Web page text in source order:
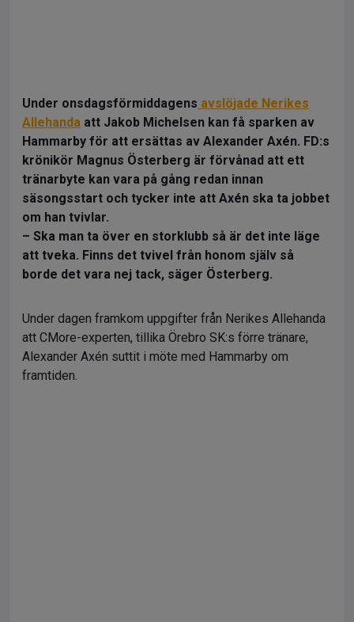
Under onsdagsförmiddagens avslöjade Nerikes
Allehanda att Jakob Michelsen kan få sparken av
Hammarby för att ersättas av Alexander Axén. FD:s
krönikör Magnus Österberg är förvånad att ett
tränarbyte kan vara på gång redan innan
säsongsstart och tycker inte att Axén ska ta jobbet
om han tvivlar.
– Ska man ta över en storklubb så är det inte läge
att tveka. Finns det tvivel från honom själv så
borde det vara nej tack, säger Österberg.
Under dagen framkom uppgifter från Nerikes Allehanda
att CMore-experten, tillika Örebro SK:s förre tränare,
Alexander Axén suttit i möte med Hammarby om
framtiden.